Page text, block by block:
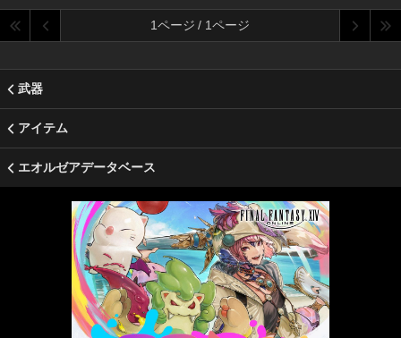
1ページ / 1ページ
武器
アイテム
エオルゼアデータベース